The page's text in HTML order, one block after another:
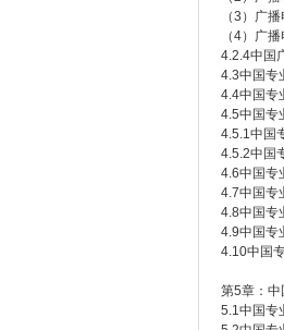
（3）广
（4）广
4.2.4中国
4.3中国专
4.4中国专
4.5中国专
4.5.1中国
4.5.2中国
4.6中国专
4.7中国专
4.8中国专
4.9中国专
4.10中国
第5章：中
5.1中国专